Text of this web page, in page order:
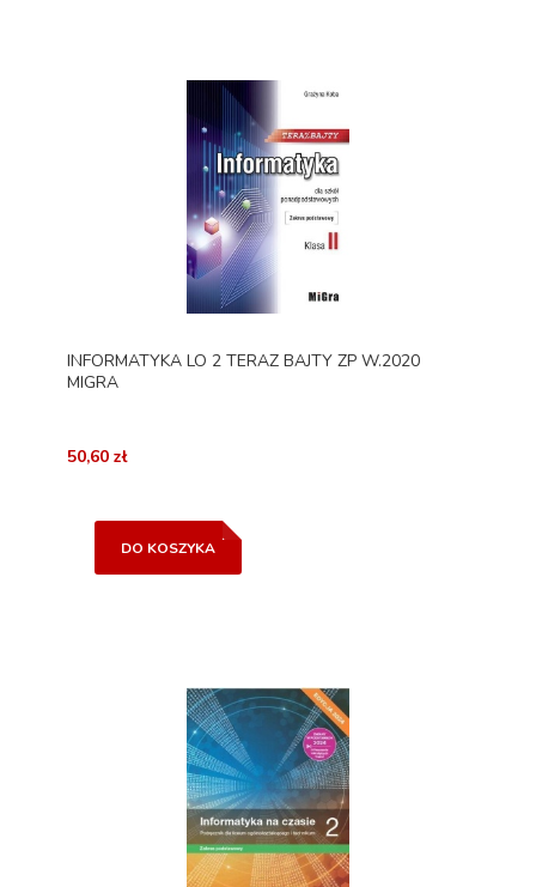
INFORMATYKA LO 2 TERAZ BAJTY ZP W.2020
MIGRA
50,60 zł
DO KOSZYKA